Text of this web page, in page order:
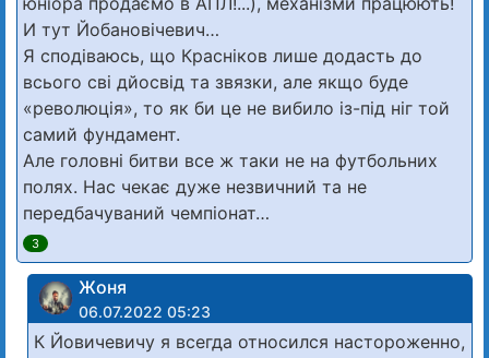
И тут Йобановічевич…
Я сподіваюсь, що Красніков лише додасть до
всього сві дйосвід та звязки, але якщо буде
«революція», то як би це не вибило із-під ніг той
самий фундамент.
Але головні битви все ж таки не на футбольних
полях. Нас чекає дуже незвичний та не
передбачуваний чемпіонат…
3
Жоня
06.07.2022 05:23
К Йовичевичу я всегда относился настороженно,